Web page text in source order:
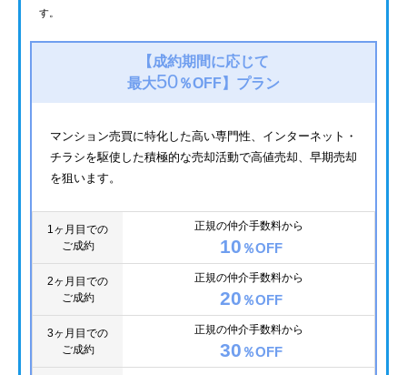
す。
【成約期間に応じて
最大50％OFF】 プラン
マンション売買に特化した高い専門性、インターネット・
チラシを駆使した積極的な売却活動で高値売却、早期売却
を狙います。
1ヶ月目での
ご成約
正規の仲介手数料から
10 ％OFF
2ヶ月目での
ご成約
正規の仲介手数料から
20 ％OFF
3ヶ月目での
ご成約
正規の仲介手数料から
30 ％OFF